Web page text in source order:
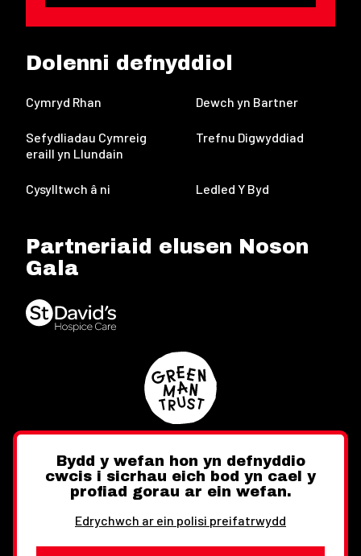
Dolenni defnyddiol
Cymryd Rhan Dewch yn Bartner
Sefydliadau Cymreig
eraill yn Llundain
Trefnu Digwyddiad
Cysylltwch â ni Ledled Y Byd
Partneriaid elusen Noson
Gala
Twitter FacebookInstagram
Bydd y wefan hon yn defnyddio
cwcis i sicrhau eich bod yn cael y
profiad gorau ar ein wefan.
Edrychwch ar ein polisi preifatrwydd